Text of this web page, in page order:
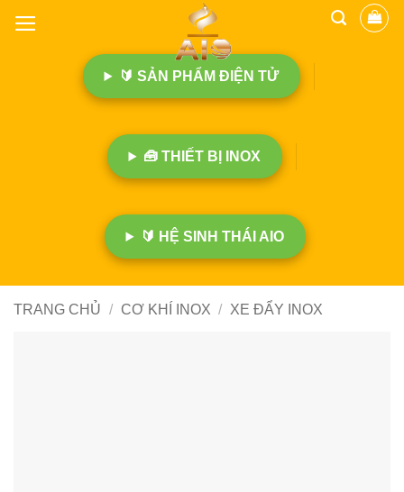
🔰 SẢN PHẨM ĐIỆN TỬ
🧰 THIẾT BỊ INOX
🔰 HỆ SINH THÁI AIO
TRANG CHỦ / CƠ KHÍ INOX / XE ĐẨY INOX